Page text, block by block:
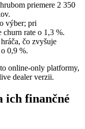
priemere 2 350
výber; pri
churn rate o 1,3 %.
čo zvyšuje
0,9 %.
online-only platformy,
dealer verzii.
ich finančné